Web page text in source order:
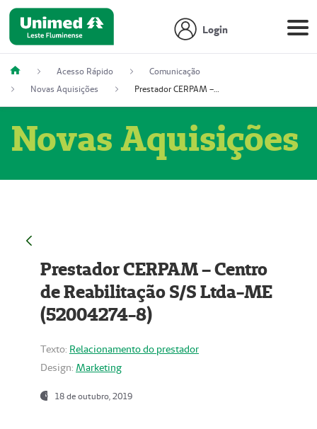
Login
Acesso Rápido
Comunicação
Novas Aquisições
Prestador CERPAM – Centro de Reabilitação S/S Ltda-ME (52004274-8)
Novas Aquisições
Prestador CERPAM – Centro
de Reabilitação S/S Ltda-ME
(52004274-8)
Texto: Relacionamento do prestador
Design: Marketing
18 de outubro, 2019